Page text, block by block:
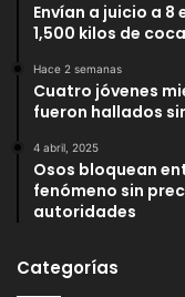
Envían a juicio a
1,500 kilos de
Hace 2 semanas
Cuatro jóvenes
fueron hallados
4 abril, 2025
Osos bloquean
fenómeno sin
autoridades
Categorías